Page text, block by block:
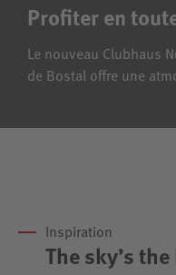
Profiter en
Le nouveau Clubhaus
de Bostal offre une
Inspiration
The sky’s